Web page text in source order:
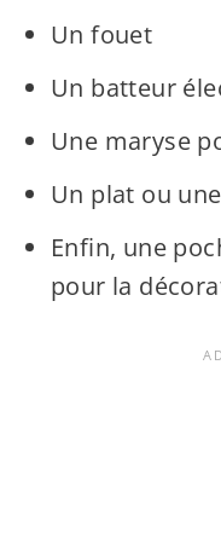
Un fouet
Un batteur
Une maryse
Un plat ou
Enfin, une
pour la